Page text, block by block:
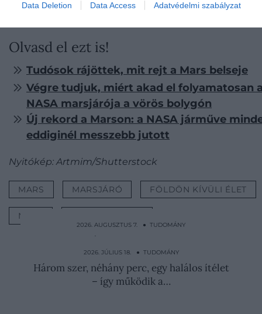
Data Deletion Data Access Adatvédelmi szabályzat
élet kutatásában is.
Olvasd el ezt is!
Tudósok rájöttek, mit rejt a Mars belseje
Végre tudjuk, miért akad el folyamatosan
NASA marsjárója a vörös bolygón
Új rekord a Marson: a NASA járműve
eddiginél messzebb jutott
Nyitókép: Artmim/Shutterstock
MARS MARSJÁRÓ FÖLDÖN KÍVÜLI ÉLET
NASA
2026. AUGUSZTUS 7. ● TUDOMÁNY
Protonnyaláb fúródott a szovjet fizikus
fejébe, ő mégis…
2026. JÚLIUS 18. ● TUDOMÁNY
Három szer, néhány perc, egy halálos ítélet
– így működik a…